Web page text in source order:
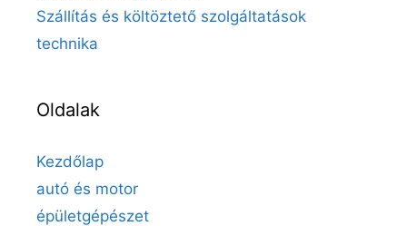
Szállítás és költöztető szolgáltatások
technika
Oldalak
Kezdőlap
autó és motor
épületgépészet